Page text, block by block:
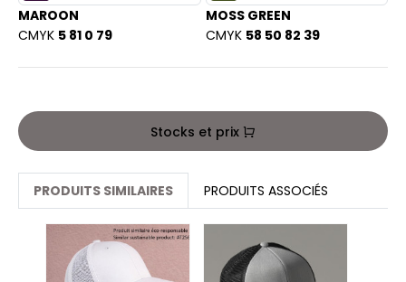
PROFESSIONNELLE
T'S
SERIE
MAROON
CMYK 5 81 0 79
MOSS GREEN
CMYK 58 50 82 39
Stocks et prix
PRODUITS SIMILAIRES PRODUITS ASSOCIÉS